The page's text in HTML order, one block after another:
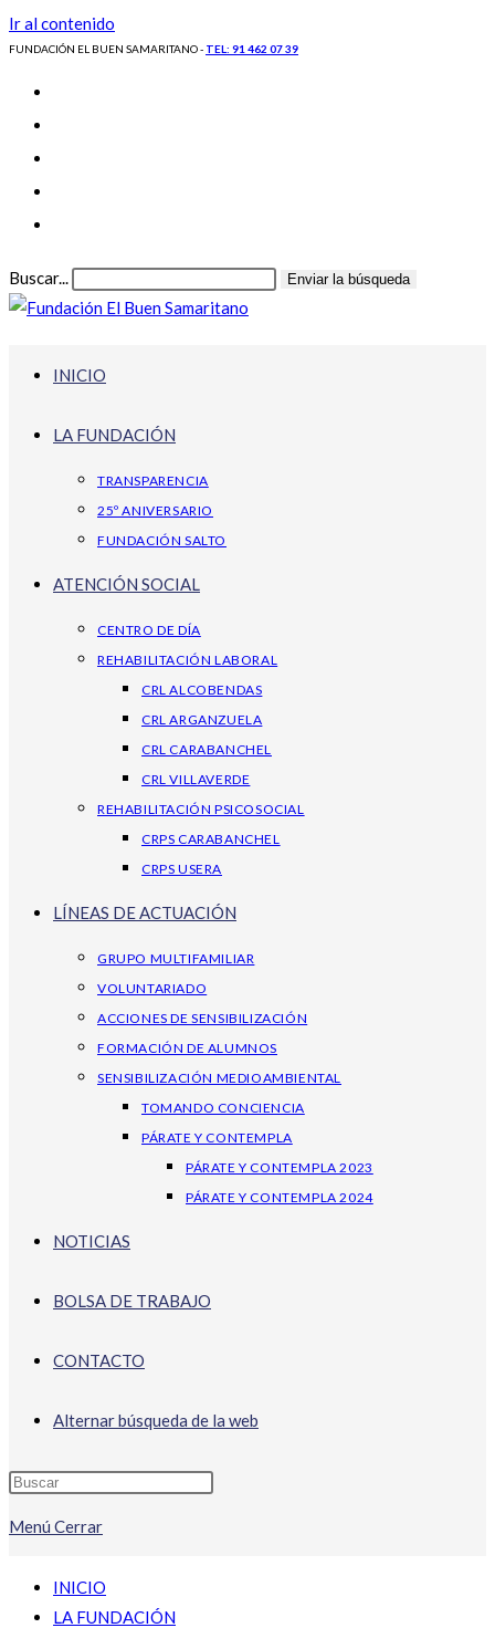
Ir al contenido
FUNDACIÓN EL BUEN SAMARITANO - TEL: 91 462 07 39
Buscar... Enviar la búsqueda
INICIO
LA FUNDACIÓN
TRANSPARENCIA
25º ANIVERSARIO
FUNDACIÓN SALTO
ATENCIÓN SOCIAL
CENTRO DE DÍA
REHABILITACIÓN LABORAL
CRL ALCOBENDAS
CRL ARGANZUELA
CRL CARABANCHEL
CRL VILLAVERDE
REHABILITACIÓN PSICOSOCIAL
CRPS CARABANCHEL
CRPS USERA
LÍNEAS DE ACTUACIÓN
GRUPO MULTIFAMILIAR
VOLUNTARIADO
ACCIONES DE SENSIBILIZACIÓN
FORMACIÓN DE ALUMNOS
SENSIBILIZACIÓN MEDIOAMBIENTAL
TOMANDO CONCIENCIA
PÁRATE Y CONTEMPLA
PÁRATE Y CONTEMPLA 2023
PÁRATE Y CONTEMPLA 2024
NOTICIAS
BOLSA DE TRABAJO
CONTACTO
Alternar búsqueda de la web
Menú Cerrar
INICIO
LA FUNDACIÓN